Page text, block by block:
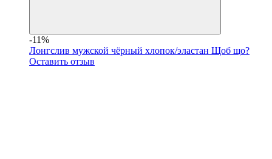
-11%
Лонгслив мужской чёрный хлопок/эластан Щоб що?
Оставить отзыв